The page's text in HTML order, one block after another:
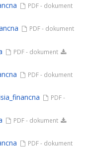
PDF - dokument
PDF - dokument
PDF - dokument
PDF - dokument
PDF -
PDF - dokument
PDF - dokument